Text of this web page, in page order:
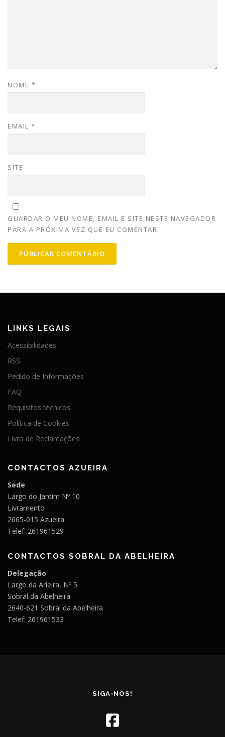
NOME *
EMAIL *
SITE
GUARDAR O MEU NOME, EMAIL E SITE NESTE NAVEGADOR
PARA A PRÓXIMA VEZ QUE EU COMENTAR.
LINKS LEGAIS
Acessibilidades
RSS
Pedido de Informações
FAQ
Requisitos técnicos
Política de Cookies
Livro de Reclamações
CONTACTOS AZUEIRA
Sede
Largo do Jardim Nº 10
Livramento
2665-015 Azueira
Telef: 261961529
CONTACTOS SOBRAL DA ABELHEIRA
Delegação
Largo da Arieira, Nº 5
Sobral da Abelheira
2640-621 Sobral da Abelheira
Telef: 261961533
SIGA-NOS!